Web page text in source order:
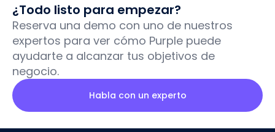
¿Todo listo para empezar?
Reserva una demo con uno de nuestros
expertos para ver cómo Purple puede
ayudarte a alcanzar tus objetivos de
negocio.
Habla con un experto